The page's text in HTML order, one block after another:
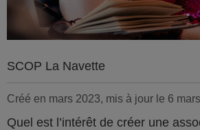
SCOP La Navette
Créé en mars 2023, mis à jour le 6
Quel est l’intérêt de créer une